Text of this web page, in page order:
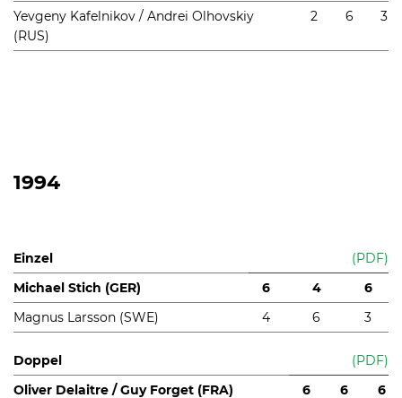
Yevgeny Kafelnikov / Andrei Olhovskiy
(RUS)
2 6 3
1994
Einzel
(PDF)
Michael Stich (GER)
6 4
6
Magnus Larsson (SWE)
4 6 3
Doppel
(PDF)
Oliver Delaitre / Guy Forget (FRA)
6 6 6